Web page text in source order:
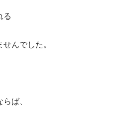
る
んでした。
ば、